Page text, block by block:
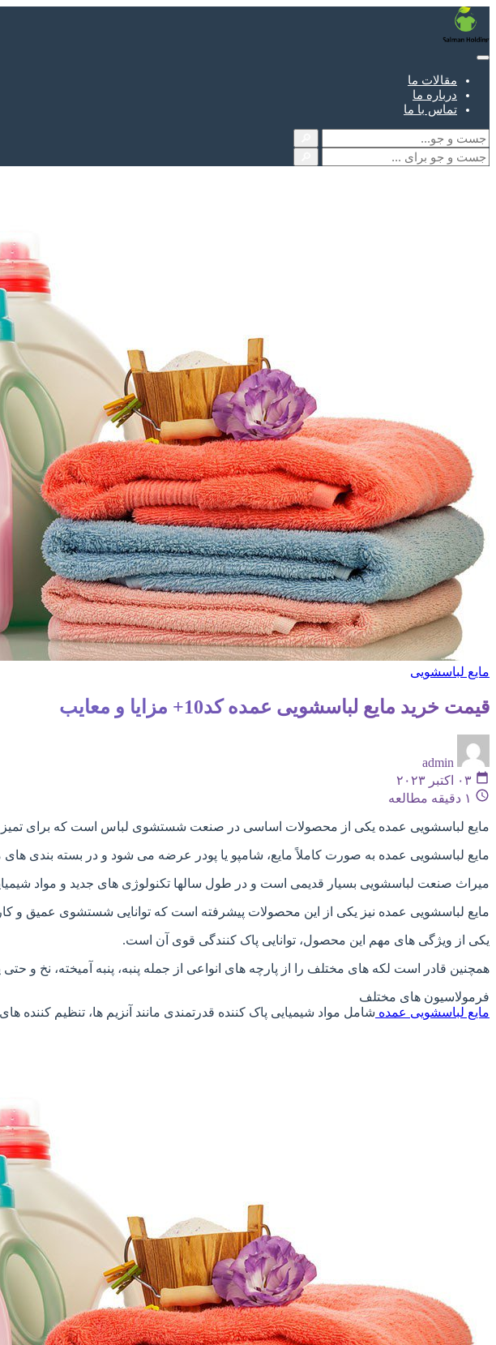
مقالات ما
درباره ما
تماس با ما
مایع لباسشویی
قیمت خرید مایع لباسشویی عمده کد10+ مزایا و معایب
admin
۰۳ اکتبر ۲۰۲۳
۱ دقیقه مطالعه
مایع لباسشویی عمده یکی از محصولات اساسی در صنعت شستشوی لباس است که برای
مایع لباسشویی عمده به صورت کاملاً مایع، شامپو یا پودر عرضه می شود و در بسته بندی
میراث صنعت لباسشویی بسیار قدیمی است و در طول سالها تکنولوژی های جدید و مواد
مایع لباسشویی عمده نیز یکی از این محصولات پیشرفته است که توانایی شستشوی عمیق و
یکی از ویژگی های مهم این محصول، توانایی پاک کنندگی قوی آن است.
همچنین قادر است لکه های مختلف را از پارچه های انواعی از جمله پنبه، پنبه آمیخته، نخ و
فرمولاسیون های مختلف
مایع لباسشویی عمده شامل مواد شیمیایی پاک کننده قدرتمندی مانند آنزیم ها، تنظیم کننده های pH و ضد باکتری های ایمن برای بهبود کارایی محصول می باشد.